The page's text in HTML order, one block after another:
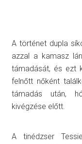
A történet dupla
azzal a kamasz
támadását, és ezt
felnőtt nőként
támadás után,
kivégzése előtt.
A tinédzser